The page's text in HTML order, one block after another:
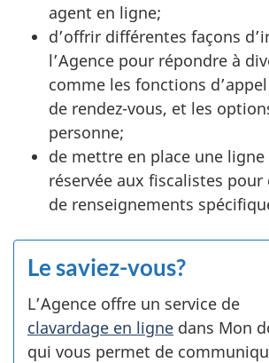
agent en ligne;
d’offrir différentes façons
l’Agence pour répondre à
comme les fonctions
de rendez-vous, et les
personne;
de mettre en place une
réservée aux fiscalistes pour
de renseignements
Le saviez-vous?
L’Agence offre un service de
clavardage en ligne dans Mon
qui vous permet de